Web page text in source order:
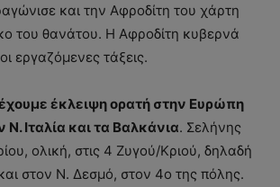
και την Αφροδίτη του χάρτη
του θανάτου. Η Αφροδίτη κυβερνά
εργαζόμενες τάξεις.
έκλειψη ορατή στην Ευρώπη
Ν. Ιταλία και τα Βαλκάνια. Σελήνης
ολική, στις 4 Ζυγού/Κριού, δηλαδή
στον Ν. Δεσμό, στον 4ο της πόλης.